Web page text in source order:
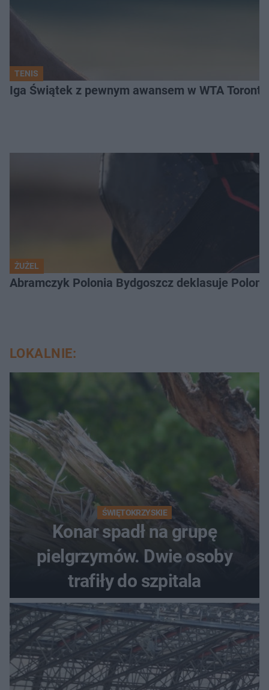
TENIS
Iga Świątek z pewnym awansem w WTA
ŻUŻEL
Abramczyk Polonia Bydgoszcz deklasuje
LOKALNIE:
ŚWIĘTOKRZYSKIE
Konar spadł na grupę
pielgrzymów. Dwie osoby
trafiły do szpitala